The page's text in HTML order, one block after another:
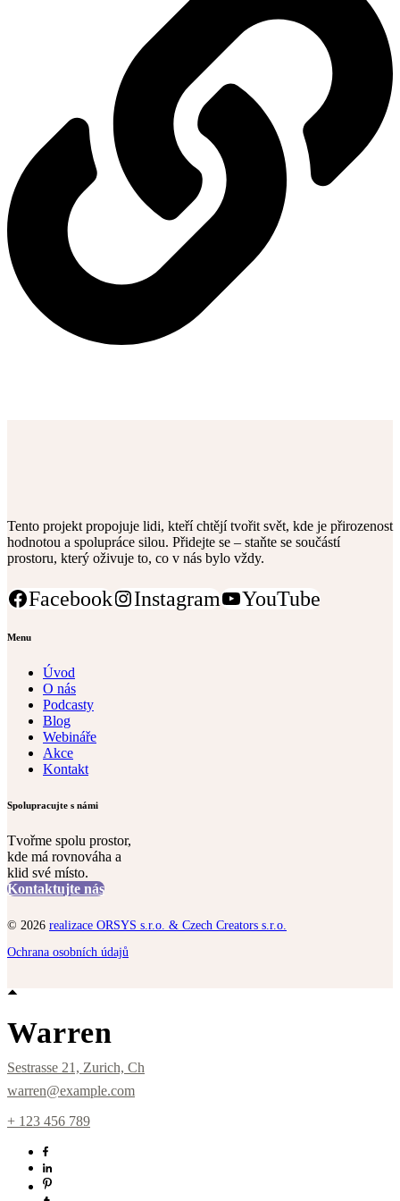
Tento projekt propojuje lidi, kteří chtějí tvořit svět, kde je přirozenost
hodnotou a spolupráce silou. Přidejte se – staňte se součástí
prostoru, který oživuje to, co v nás bylo vždy.
Facebook Instagram YouTube
Menu
Úvod
O nás
Podcasty
Blog
Webináře
Akce
Kontakt
Spolupracujte s námi
Tvořme spolu prostor,
kde má rovnováha a
klid své místo.
Kontaktujte nás
© 2026 realizace ORSYS s.r.o. & Czech Creators s.r.o.
Ochrana osobních údajů
Warren
Sestrasse 21, Zurich, Ch
warren@example.com
+ 123 456 789